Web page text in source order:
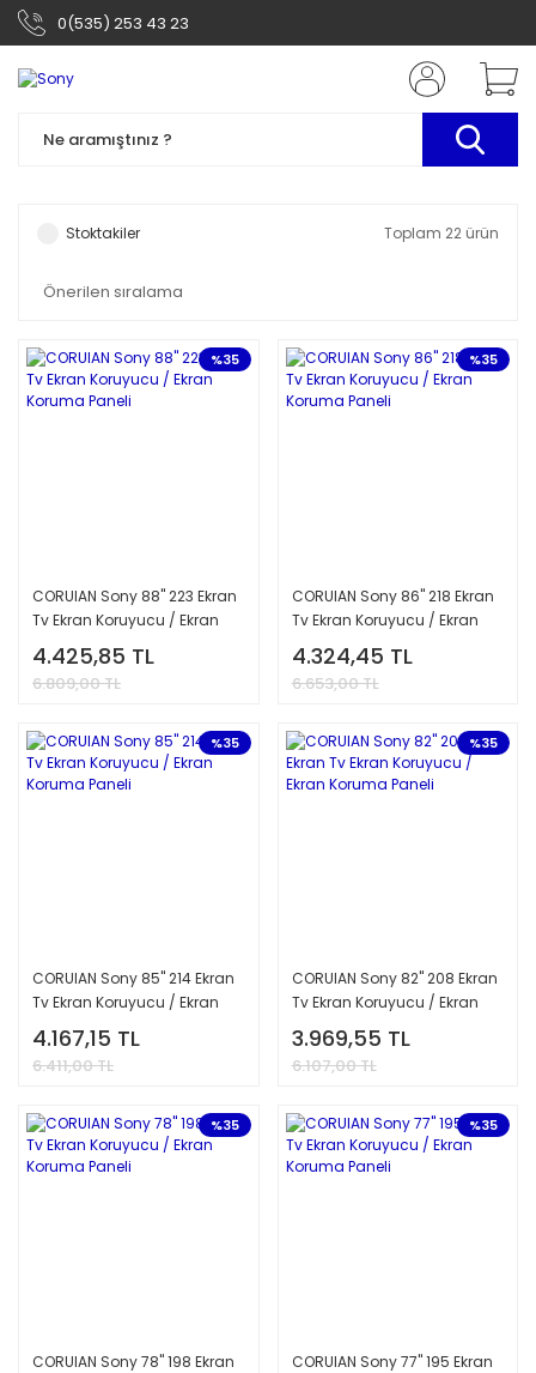
0(535) 253 43 23
Stoktakiler Toplam 22 ürün
%35
CORUIAN Sony 88'' 223 Ekran
Tv Ekran Koruyucu / Ekran
Koruma Paneli
4.425,85 TL
6.809,00 TL
%35
CORUIAN Sony 86'' 218 Ekran
Tv Ekran Koruyucu / Ekran
Koruma Paneli
4.324,45 TL
6.653,00 TL
%35
CORUIAN Sony 85'' 214 Ekran
Tv Ekran Koruyucu / Ekran
Koruma Paneli
4.167,15 TL
6.411,00 TL
%35
CORUIAN Sony 82'' 208 Ekran
Tv Ekran Koruyucu / Ekran
Koruma Paneli
3.969,55 TL
6.107,00 TL
%35
CORUIAN Sony 78'' 198 Ekran
%35
CORUIAN Sony 77'' 195 Ekran